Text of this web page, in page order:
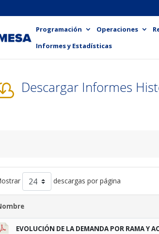
Programación Operaciones
Informes y Estadísticas
Descargar Informes
descargas por página
EVOLUCIÓN DE LA DEMANDA POR RAMA Y